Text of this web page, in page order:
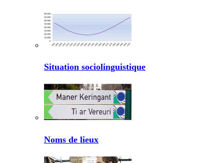
Situation sociolinguistique
Noms de lieux